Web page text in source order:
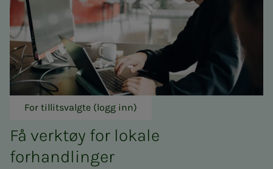
For tillitsvalgte (logg inn)
Få verktøy for lokale
forhandlinger